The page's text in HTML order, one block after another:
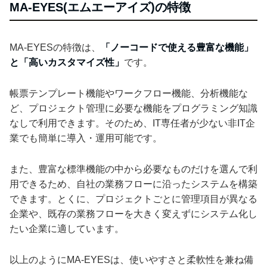
MA-EYES(エムエーアイズ)の特徴
MA-EYESの特徴は、
「ノーコードで使える豊富な機能」
と「高いカスタマイズ性」 です。
帳票テンプレート機能やワークフロー機能、分析機能な
ど、プロジェクト管理に必要な機能をプログラミング知識
なしで利用できます。そのため、IT専任者が少ない非IT企
業でも簡単に導入・運用可能です。
また、豊富な標準機能の中から必要なものだけを選んで利
用できるため、自社の業務フローに沿ったシステムを構築
できます。とくに、プロジェクトごとに管理項目が異なる
企業や、既存の業務フローを大きく変えずにシステム化し
たい企業に適しています。
以上のようにMA-EYESは、使いやすさと柔軟性を兼ね備